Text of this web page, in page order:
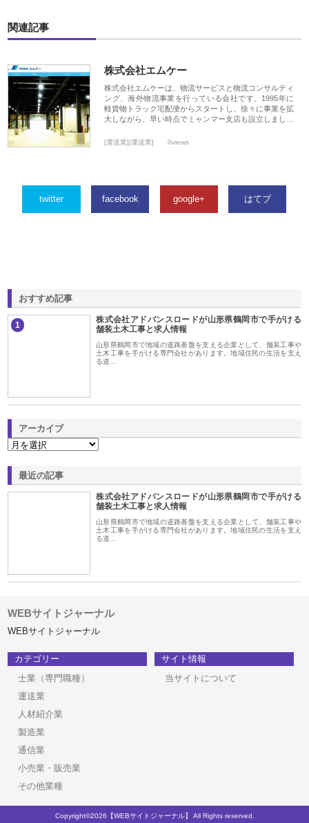
関連記事
株式会社エムケー
株式会社エムケーは、物流サービスと物流コンサルティ
ング、海外物流事業を行っている会社です。1995年に
軽貨物トラック宅配便からスタートし、徐々に事業を拡
大しながら、早い時点でミャンマー支店も設立しまし…
[運送業][運送業] 0views
twitter facebook google+ はてブ
おすすめ記事
1
株式会社アドバンスロードが山形県鶴岡市で手がける
舗装土木工事と求人情報
山形県鶴岡市で地域の道路基盤を支える企業として、舗装工事や
土木工事を手がける専門会社があります。地域住民の生活を支え
る道…
アーカイブ
最近の記事
株式会社アドバンスロードが山形県鶴岡市で手がける
舗装土木工事と求人情報
山形県鶴岡市で地域の道路基盤を支える企業として、舗装工事や
土木工事を手がける専門会社があります。地域住民の生活を支え
る道…
WEBサイトジャーナル
WEBサイトジャーナル
カテゴリー
士業（専門職種）
運送業
人材紹介業
製造業
通信業
小売業・販売業
その他業種
サイト情報
当サイトについて
Copyright©2026【WEBサイトジャーナル】 All Rights reserved.